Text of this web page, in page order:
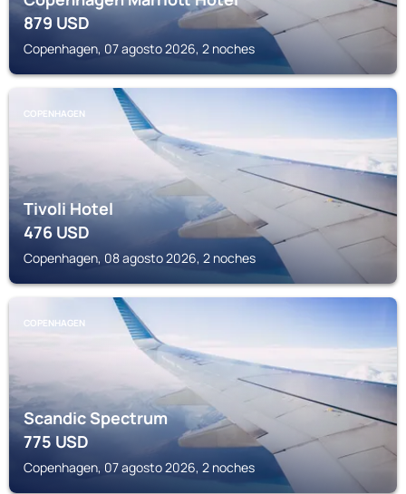
879USD
Copenhagen, 07 agosto 2026, 2 noches
COPENHAGEN
Tivoli Hotel
476USD
Copenhagen, 08 agosto 2026, 2 noches
COPENHAGEN
Scandic Spectrum
775USD
Copenhagen, 07 agosto 2026, 2 noches